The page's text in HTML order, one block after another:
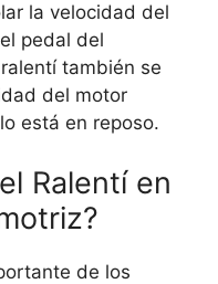
la velocidad del
pedal del
también se
del motor
está en reposo.
Ralentí en
de los